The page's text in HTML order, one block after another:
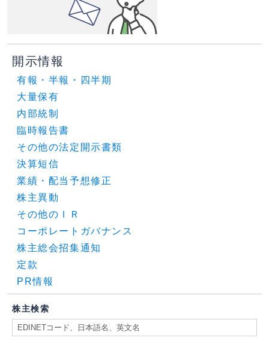
開示情報
有報・半報・四半期
大量保有
内部統制
臨時報告書
その他の法定開示書類
決算短信
業績・配当予想修正
株主異動
その他のＩＲ
コーポレートガバナンス
株主総会招集通知
定款
PR情報
株主検索